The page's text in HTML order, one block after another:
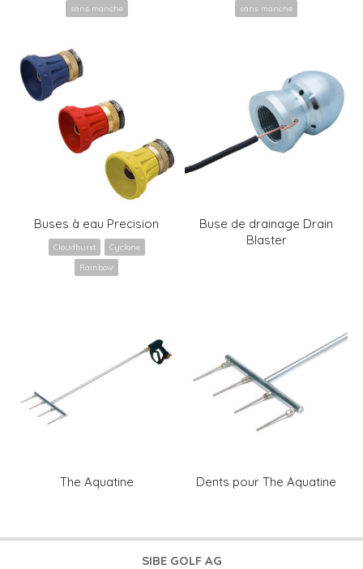
sans manche
sans manche
Buses à eau Precision
Cloudburst
Cyclone
Rainbow
Buse de drainage Drain
Blaster
The Aquatine Dents pour The Aquatine
SIBE GOLF AG